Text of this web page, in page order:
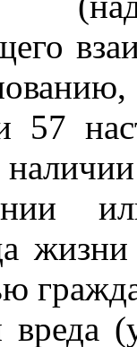
57
или